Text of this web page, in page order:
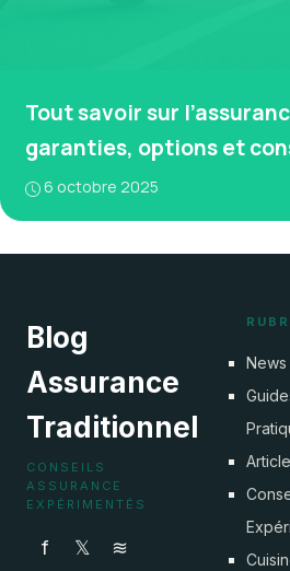
Tout savoir sur
garanties, options et
6 octobre 2025
Blog
Assurance
Traditionnel
CONSEILS
ASSURANCE
EXPÉRIMENTÉS
f 𝕏 ≋
News